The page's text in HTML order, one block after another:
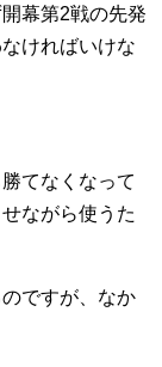
幕第2戦の先発
ければいけな
てなくなって
ながら使うた
ですが、なか